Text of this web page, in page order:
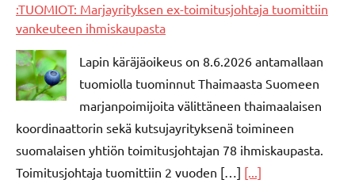
:TUOMIOT: Marjayrityksen ex-toimitusjohtaja tuomittiin
vankeuteen ihmiskaupasta
Lapin käräjäoikeus on 8.6.2026 antamallaan
tuomiolla tuominnut Thaimaasta Suomeen
marjanpoimijoita välittäneen thaimaalaisen
koordinaattorin sekä kutsujayrityksenä toimineen
suomalaisen yhtiön toimitusjohtajan 78 ihmiskaupasta.
Toimitusjohtaja tuomittiin 2 vuoden […] [...]